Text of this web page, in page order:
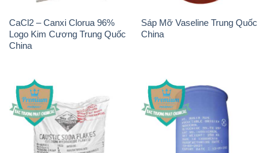
CaCl2 – Canxi Clorua 96%
Logo Kim Cương Trung Quốc
China
Sáp Mỡ Vaseline Trung Quốc
China